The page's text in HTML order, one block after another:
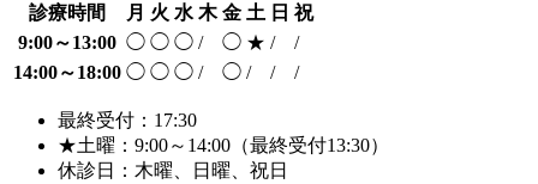
診療時間 月 火 水 木 金 土 日 祝
9:00～13:00 ◯ ◯ ◯ / ◯ ★ /
/
14:00～18:00 ◯ ◯ ◯ / ◯ / / /
最終受付：17:30
★土曜：9:00～14:00（最終受付13:30）
休診日：木曜、日曜、祝日